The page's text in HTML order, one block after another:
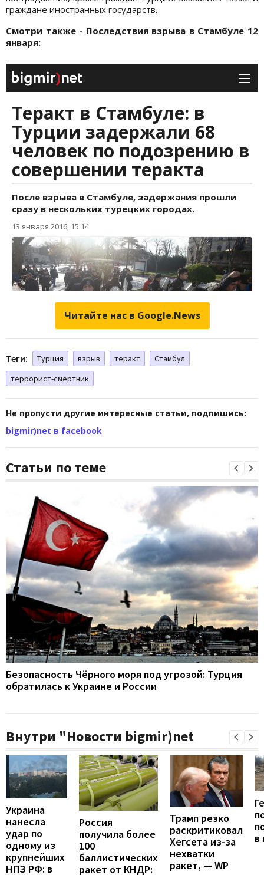
граждане иностранных государств.
Смотри также - Последствия взрыва в Стамбуле 12
января:
Читайте нас в Google.News
Теги: Турция взрыв теракт
Стамбул
террорист-смертник
Не пропусти другие интересные статьи, подпишись:
bigmir)net в facebook
Статьи по теме
Безопасность Чёрного моря под угрозой: Турция
обратилась к Украине и России
Внутри "Новости bigmir)net
Украина
нанесла
удар по
одному из
крупнейших
НПЗ РФ: в
Россия
получила более
100
баллистических
ракет от КНДР:
Трамп резко
раскритиковал
Хегсета из-за
нехватки
ракет, — WP
в